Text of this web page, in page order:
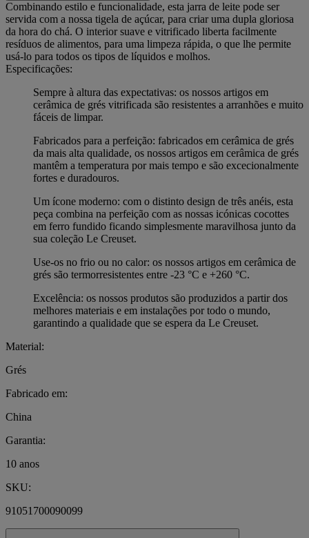
Combinando estilo e funcionalidade, esta jarra de leite pode ser
servida com a nossa tigela de açúcar, para criar uma dupla gloriosa
da hora do chá. O interior suave e vitrificado liberta facilmente
resíduos de alimentos, para uma limpeza rápida, o que lhe permite
usá-lo para todos os tipos de líquidos e molhos.
Especificações:
Sempre à altura das expectativas: os nossos artigos em
cerâmica de grés vitrificada são resistentes a arranhões e muito
fáceis de limpar.
Fabricados para a perfeição: fabricados em cerâmica de grés
da mais alta qualidade, os nossos artigos em cerâmica de grés
mantêm a temperatura por mais tempo e são excecionalmente
fortes e duradouros.
Um ícone moderno: com o distinto design de três anéis, esta
peça combina na perfeição com as nossas icónicas cocottes
em ferro fundido ficando simplesmente maravilhosa junto da
sua coleção Le Creuset.
Use-os no frio ou no calor: os nossos artigos em cerâmica de
grés são termorresistentes entre -23 °C e +260 °C.
Excelência: os nossos produtos são produzidos a partir dos
melhores materiais e em instalações por todo o mundo,
garantindo a qualidade que se espera da Le Creuset.
Material:
Grés
Fabricado em:
China
Garantia:
10 anos
SKU:
91051700090099